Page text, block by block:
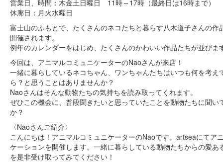
営業日、時間：木金土日曜日 11時～17時（最終日は16時まで）
休廊日：月火水曜日
富士山のふもとで、たくさんのネコたちと暮らす八木道子さんの作
開催されます。
例年のカレンダーをはじめ、たくさんのかわいい作品たちが並びま
今回は、アニマルコミュニケーターのNaoさんが来店！
一緒に暮らしているネコちゃん、ワンちゃんたちはいつも何を考え
ら？と思うことはありませんか？
Naoさんはそんな動物たちの気持ちを読み取ってくれます。
ぜひこの機会に、普段聞きたいと思っていたことを動物たちに聞い
か？
〈Naoさんご紹介〉
こんにちは！アニマルコミュニケーターのNaoです。artseaにてア
ケーションを開催します。一緒に暮らしている動物たちからの愛あ
を是非受け取ってみてください！